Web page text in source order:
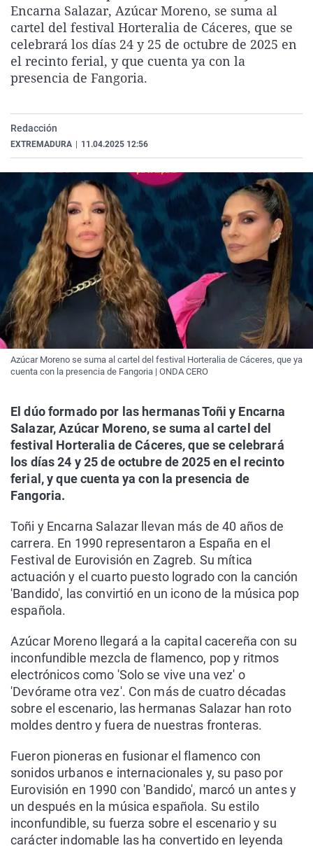
La rosa de los vientos
Gente viajera
Como el perro y el
Caso
Retornados
Equipo de
Extremadura
Galicia
La Rioja
Virales
Televisión
Elecciones
Encarna Salazar, Azúcar Moreno, se suma al
cartel del festival Horteralia de Cáceres, que se
celebrará los días 24 y 25 de octubre de 2025 en
el recinto ferial, y que cuenta ya con la
presencia de Fangoria.
Redacción
EXTREMADURA 11.04.2025 12:56
Azúcar Moreno se suma al cartel del festival Horteralia de Cáceres, que ya
cuenta con la presencia de Fangoria | ONDA CERO
El dúo formado por las hermanas Toñi y Encarna
Salazar, Azúcar Moreno, se suma al cartel del
festival Horteralia de Cáceres, que se celebrará
los días 24 y 25 de octubre de 2025 en el recinto
ferial, y que cuenta ya con la presencia de
Fangoria.
Toñi y Encarna Salazar llevan más de 40 años de
carrera. En 1990 representaron a España en el
Festival de Eurovisión en Zagreb. Su mítica
actuación y el cuarto puesto logrado con la canción
'Bandido', las convirtió en un icono de la música pop
española.
Azúcar Moreno llegará a la capital cacereña con su
inconfundible mezcla de flamenco, pop y ritmos
electrónicos como 'Solo se vive una vez' o
'Devórame otra vez'. Con más de cuatro décadas
sobre el escenario, las hermanas Salazar han roto
moldes dentro y fuera de nuestras fronteras.
Fueron pioneras en fusionar el flamenco con
sonidos urbanos e internacionales y, su paso por
Eurovisión en 1990 con 'Bandido', marcó un antes y
un después en la música española. Su estilo
inconfundible, su fuerza sobre el escenario y su
carácter indomable las ha convertido en leyenda